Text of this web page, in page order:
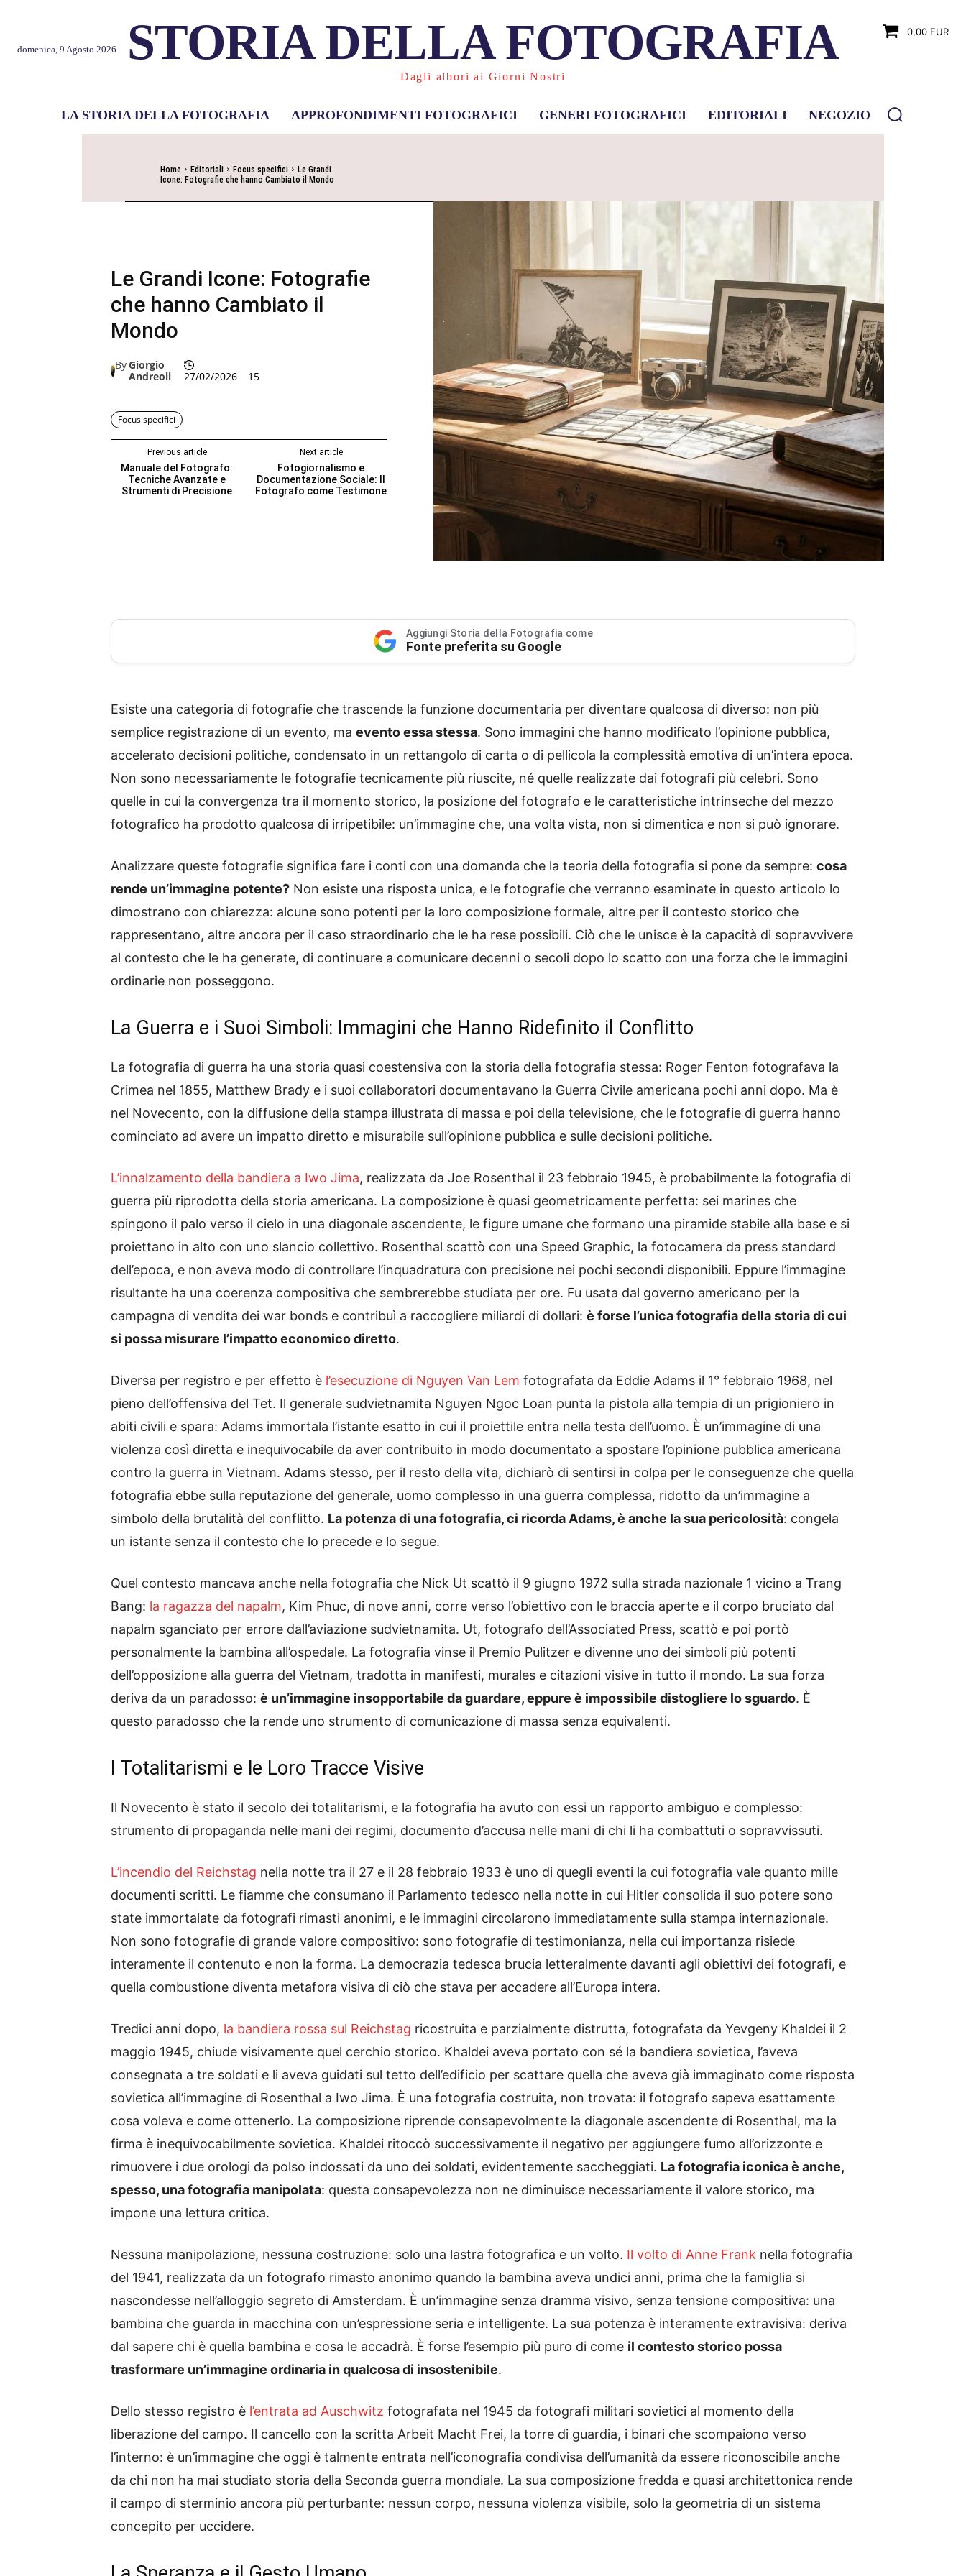
domenica, 9 Agosto 2026 STORIA DELLA FOTOGRAFIA
Dagli albori ai Giorni Nostri
0,00 EUR
LA STORIA DELLA FOTOGRAFIA APPROFONDIMENTI FOTOGRAFICI GENERI FOTOGRAFICI EDITORIALI NEGOZIO
Home Editoriali Focus specifici
Le Grandi
Icone: Fotografie che hanno Cambiato il Mondo
Le Grandi Icone: Fotografie
che hanno Cambiato il
Mondo
ByGiorgio
Andreoli
27/02/2026 15
Focus specifici
Previous article
Manuale del Fotografo:
Tecniche Avanzate e
Strumenti di Precisione
Next article
Fotogiornalismo e
Documentazione Sociale: Il
Fotografo come Testimone
Aggiungi Storia della Fotografia come
Fonte preferita su Google
Esiste una categoria di fotografie che trascende la funzione documentaria per diventare qualcosa di diverso: non più
semplice registrazione di un evento, ma evento essa stessa. Sono immagini che hanno modificato l’opinione pubblica,
accelerato decisioni politiche, condensato in un rettangolo di carta o di pellicola la complessità emotiva di un’intera epoca.
Non sono necessariamente le fotografie tecnicamente più riuscite, né quelle realizzate dai fotografi più celebri. Sono
quelle in cui la convergenza tra il momento storico, la posizione del fotografo e le caratteristiche intrinseche del mezzo
fotografico ha prodotto qualcosa di irripetibile: un’immagine che, una volta vista, non si dimentica e non si può ignorare.
Analizzare queste fotografie significa fare i conti con una domanda che la teoria della fotografia si pone da sempre: cosa
rende un’immagine potente? Non esiste una risposta unica, e le fotografie che verranno esaminate in questo articolo lo
dimostrano con chiarezza: alcune sono potenti per la loro composizione formale, altre per il contesto storico che
rappresentano, altre ancora per il caso straordinario che le ha rese possibili. Ciò che le unisce è la capacità di sopravvivere
al contesto che le ha generate, di continuare a comunicare decenni o secoli dopo lo scatto con una forza che le immagini
ordinarie non posseggono.
La Guerra e i Suoi Simboli: Immagini che Hanno Ridefinito il Conflitto
La fotografia di guerra ha una storia quasi coestensiva con la storia della fotografia stessa: Roger Fenton fotografava la
Crimea nel 1855, Matthew Brady e i suoi collaboratori documentavano la Guerra Civile americana pochi anni dopo. Ma è
nel Novecento, con la diffusione della stampa illustrata di massa e poi della televisione, che le fotografie di guerra hanno
cominciato ad avere un impatto diretto e misurabile sull’opinione pubblica e sulle decisioni politiche.
L’innalzamento della bandiera a Iwo Jima, realizzata da Joe Rosenthal il 23 febbraio 1945, è probabilmente la fotografia di
guerra più riprodotta della storia americana. La composizione è quasi geometricamente perfetta: sei marines che
spingono il palo verso il cielo in una diagonale ascendente, le figure umane che formano una piramide stabile alla base e si
proiettano in alto con uno slancio collettivo. Rosenthal scattò con una Speed Graphic, la fotocamera da press standard
dell’epoca, e non aveva modo di controllare l’inquadratura con precisione nei pochi secondi disponibili. Eppure l’immagine
risultante ha una coerenza compositiva che sembrerebbe studiata per ore. Fu usata dal governo americano per la
campagna di vendita dei war bonds e contribuì a raccogliere miliardi di dollari: è forse l’unica fotografia della storia di cui
si possa misurare l’impatto economico diretto.
Diversa per registro e per effetto è l’esecuzione di Nguyen Van Lem fotografata da Eddie Adams il 1° febbraio 1968, nel
pieno dell’offensiva del Tet. Il generale sudvietnamita Nguyen Ngoc Loan punta la pistola alla tempia di un prigioniero in
abiti civili e spara: Adams immortala l’istante esatto in cui il proiettile entra nella testa dell’uomo. È un’immagine di una
violenza così diretta e inequivocabile da aver contribuito in modo documentato a spostare l’opinione pubblica americana
contro la guerra in Vietnam. Adams stesso, per il resto della vita, dichiarò di sentirsi in colpa per le conseguenze che quella
fotografia ebbe sulla reputazione del generale, uomo complesso in una guerra complessa, ridotto da un’immagine a
simbolo della brutalità del conflitto. La potenza di una fotografia, ci ricorda Adams, è anche la sua pericolosità: congela
un istante senza il contesto che lo precede e lo segue.
Quel contesto mancava anche nella fotografia che Nick Ut scattò il 9 giugno 1972 sulla strada nazionale 1 vicino a Trang
Bang: la ragazza del napalm, Kim Phuc, di nove anni, corre verso l’obiettivo con le braccia aperte e il corpo bruciato dal
napalm sganciato per errore dall’aviazione sudvietnamita. Ut, fotografo dell’Associated Press, scattò e poi portò
personalmente la bambina all’ospedale. La fotografia vinse il Premio Pulitzer e divenne uno dei simboli più potenti
dell’opposizione alla guerra del Vietnam, tradotta in manifesti, murales e citazioni visive in tutto il mondo. La sua forza
deriva da un paradosso: è un’immagine insopportabile da guardare, eppure è impossibile distogliere lo sguardo. È
questo paradosso che la rende uno strumento di comunicazione di massa senza equivalenti.
I Totalitarismi e le Loro Tracce Visive
Il Novecento è stato il secolo dei totalitarismi, e la fotografia ha avuto con essi un rapporto ambiguo e complesso:
strumento di propaganda nelle mani dei regimi, documento d’accusa nelle mani di chi li ha combattuti o sopravvissuti.
L’incendio del Reichstag nella notte tra il 27 e il 28 febbraio 1933 è uno di quegli eventi la cui fotografia vale quanto mille
documenti scritti. Le fiamme che consumano il Parlamento tedesco nella notte in cui Hitler consolida il suo potere sono
state immortalate da fotografi rimasti anonimi, e le immagini circolarono immediatamente sulla stampa internazionale.
Non sono fotografie di grande valore compositivo: sono fotografie di testimonianza, nella cui importanza risiede
interamente il contenuto e non la forma. La democrazia tedesca brucia letteralmente davanti agli obiettivi dei fotografi, e
quella combustione diventa metafora visiva di ciò che stava per accadere all’Europa intera.
Tredici anni dopo, la bandiera rossa sul Reichstag ricostruita e parzialmente distrutta, fotografata da Yevgeny Khaldei il 2
maggio 1945, chiude visivamente quel cerchio storico. Khaldei aveva portato con sé la bandiera sovietica, l’aveva
consegnata a tre soldati e li aveva guidati sul tetto dell’edificio per scattare quella che aveva già immaginato come risposta
sovietica all’immagine di Rosenthal a Iwo Jima. È una fotografia costruita, non trovata: il fotografo sapeva esattamente
cosa voleva e come ottenerlo. La composizione riprende consapevolmente la diagonale ascendente di Rosenthal, ma la
firma è inequivocabilmente sovietica. Khaldei ritoccò successivamente il negativo per aggiungere fumo all’orizzonte e
rimuovere i due orologi da polso indossati da uno dei soldati, evidentemente saccheggiati. La fotografia iconica è anche,
spesso, una fotografia manipolata: questa consapevolezza non ne diminuisce necessariamente il valore storico, ma
impone una lettura critica.
Nessuna manipolazione, nessuna costruzione: solo una lastra fotografica e un volto. Il volto di Anne Frank nella fotografia
del 1941, realizzata da un fotografo rimasto anonimo quando la bambina aveva undici anni, prima che la famiglia si
nascondesse nell’alloggio segreto di Amsterdam. È un’immagine senza dramma visivo, senza tensione compositiva: una
bambina che guarda in macchina con un’espressione seria e intelligente. La sua potenza è interamente extravisiva: deriva
dal sapere chi è quella bambina e cosa le accadrà. È forse l’esempio più puro di come il contesto storico possa
trasformare un’immagine ordinaria in qualcosa di insostenibile.
Dello stesso registro è l’entrata ad Auschwitz fotografata nel 1945 da fotografi militari sovietici al momento della
liberazione del campo. Il cancello con la scritta Arbeit Macht Frei, la torre di guardia, i binari che scompaiono verso
l’interno: è un’immagine che oggi è talmente entrata nell’iconografia condivisa dell’umanità da essere riconoscibile anche
da chi non ha mai studiato storia della Seconda guerra mondiale. La sua composizione fredda e quasi architettonica rende
il campo di sterminio ancora più perturbante: nessun corpo, nessuna violenza visibile, solo la geometria di un sistema
concepito per uccidere.